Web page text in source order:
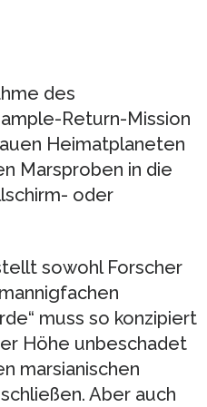
des
Return-Mission
Heimatplaneten
Marsproben in die
oder
sowohl Forscher
muss so konzipiert
Höhe unbeschadet
marsianischen
Aber auch